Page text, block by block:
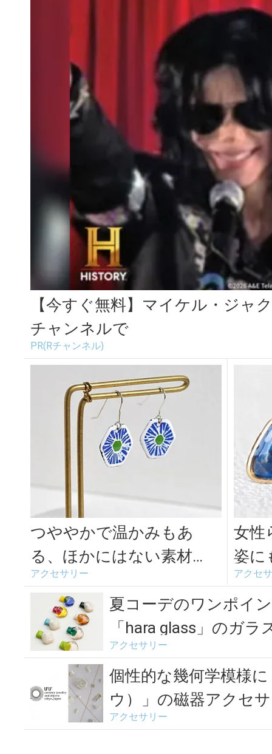
【今すぐ無料】マイケル・ジャ
チャンネルで
PR(Rチャンネル)
つややかで温かみもあ
る、ほかにはない素材
感。「SIRUP」の軽やかな
琺瑯ピアス
アクセサリー
女性
姿に
製作
ル」
アクセ
夏コーデのワンポイ
「hara glass」のガラ
アクセサリー
個性的な幾何学模様に
ウ）」の磁器アクセ
アクセサリー